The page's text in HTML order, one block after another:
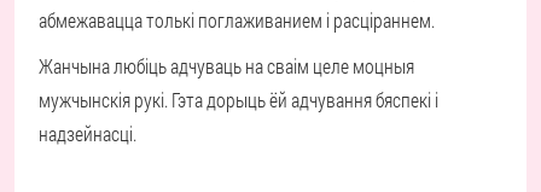
абмежавацца толькі поглаживанием і расціраннем.
Жанчына любіць адчуваць на сваім целе моцныя
мужчынскія рукі. Гэта дорыць ёй адчування бяспекі і
надзейнасці.